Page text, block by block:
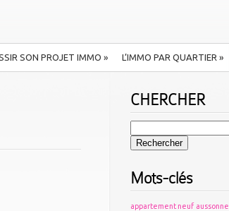
SON PROJET IMMO » L’IMMO PAR QUARTIER »
CHERCHER
Mots-clés
appartement neuf aussonne